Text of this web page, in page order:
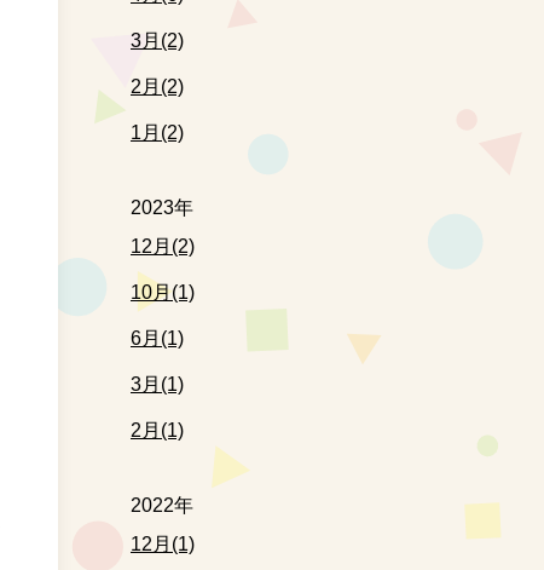
3月(2)
2月(2)
1月(2)
2023年
12月(2)
10月(1)
6月(1)
3月(1)
2月(1)
2022年
12月(1)